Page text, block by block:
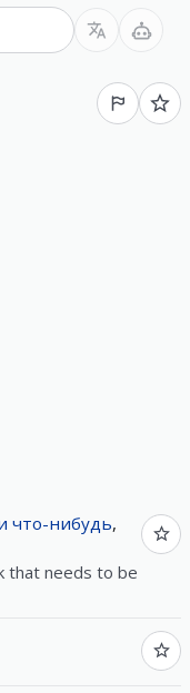
что-нибудь,
that needs to be